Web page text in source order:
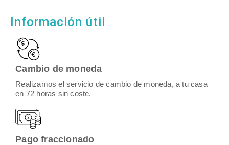
Información útil
Cambio de moneda
Realizamos el servicio de cambio de moneda, a tu casa
en 72 horas sin coste.
Pago fraccionado